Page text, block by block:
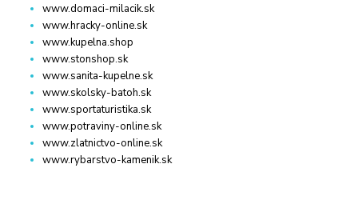
www.domaci-milacik.sk
www.hracky-online.sk
www.kupelna.shop
www.stonshop.sk
www.sanita-kupelne.sk
www.skolsky-batoh.sk
www.sportaturistika.sk
www.potraviny-online.sk
www.zlatnictvo-online.sk
www.rybarstvo-kamenik.sk